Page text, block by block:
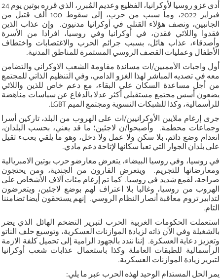
أدى غزو روسيا لأوكرانيا، الفظيع وعديم المُبرر، الذي قرره بوتين يوم 24
فبراير 2022، وما سبب من حرب، إلى سقوط 100 ألف قتيل من
الجانبين، ونصف هؤلاء القتلى في أوكرانيا مدنيون. وإن عذاب الذين
فقدوا واللائي فقدن، في أوكرانيا وفي روسيا، افرادا من الأسرة
وأصدقاء، عذاب هائل، بسبب جرائم الحرب والاغتصابات واختطاف
الأطفال وعمليات القصف الروسي المستمرة للمناطق المدنية.
أول واجبات الأمميين/ات مساندة مقاومة الشعب الاوكراني والتضامن
معه في تصديه المباشر لهذا الغزو الدامي، وفي التنظيم الذاتي للمجتمع
من أجل مساعدة السكان على البقاء، مع دعم خاص للذين واللائي
يضعون أسس مجتمع مستقبلي أكثر عدلا بالدفاع عن سياسات مناهضة
للرأسمالية، وكذا للشبكات النسوية ومجتمع الميم LGBT.
جرى إرغام ملايين الأوكرانيين/ات على الهروب من البلد، تاركين أسرا
وجماعات محطمة. وأصبحوا/ن لاجئين؛ ما قد يعني، بحسب البلدان،
انعدام وضع دائم، بلا سكن ولا عمل ولا دخل، وهو ما يلقي بعبء ثقيل
على بلدان الجوار التي تعبأ سكانها لإتاحة دعم مادي.
في روسيا، وفي روسيا البيضاء، يتعرض معارضو حرب بوتين الامبريالية
ومعارضاتها للتجريم. ويتعرض الفارون من الجندية، ومن يحتجون
صراحة، لقمع شديد في روسيا. كما تم إرغام مئات آلاف الأشخاص على
الهروب من روسيا، وغالبا بلا اعتراف لهم بوضع لاجئين، ويتعرضون
لتدابير تروم معاقبة أنصار النظام الروسي. إنهم يستحقون أيضا تضامننا
التام.
استعملت الحكومات الغربية الحرب لتبرير التضخم الهائل الذي يضر
بالشغيلة وفي الآن ذاته لزيادة الموازنات العسكرية، وتوسيع حلف الناتو
وتعزيز دعاية العسكرة. إننا نندد بالجهود الرامية إلى تحميل كلفة الازمة
الرأسمالية للطبقات العاملة وكذا باستعمال عذابات شعب أوكرانيا
لتبرير زيادة الموازنات العسكرية.
يمر الحل المستدام الوحيد لهذه الحرب عبر ما يلي: